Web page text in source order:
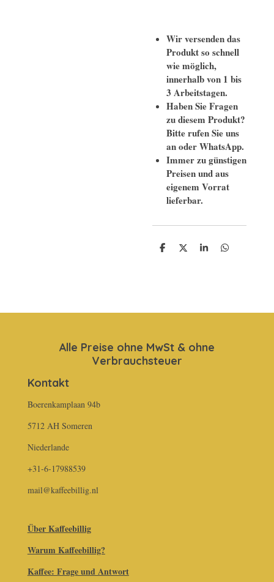
Wir versenden das
Produkt so schnell
wie möglich,
innerhalb von 1 bis
3 Arbeitstagen.
Haben Sie Fragen
zu diesem Produkt?
Bitte rufen Sie uns
an oder WhatsApp.
Immer zu günstigen
Preisen und aus
eigenem Vorrat
lieferbar.
T
T
T
T
Alle Preise ohne MwSt & ohne
Verbrauchsteuer
Kontakt
Boerenkamplaan 94b
5712 AH Someren
Niederlande
+31-6-17988539
mail@kaffeebillig.nl
Über Kaffeebillig
Warum Kaffeebillig?
Kaffee: Frage und Antwort